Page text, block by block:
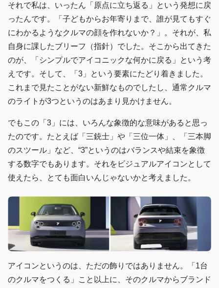
それで私は、いったん「原点に立ち返る」という発想に戻
ったんです。「子どもからお年寄りまで、誰が見てもすぐ
にわかるようなクルマの顔を作れないか？」。それが、私
自身に課したブリーフ（指針）でした。そこから出てきた
のが、「シンプルでアイコニックな何かに戻る」という考
えです。そして、「3」という要素にたどり着きました。
これまで見たことがない新鮮なものでしたし、通常クルマ
のライトが3つというのはあまり見かけません。
でもこの「3」には、いろんな象徴的な意味があると思っ
たのです。たとえば「三銃士」や「三位一体」、「三本脚
のスツール」など、“3”というのはバランスや結束を象徴
する数字でもあります。それをビジュアルアイコンとして
使えたら、とても面白いんじゃないかと考えました。
アイコンというのは、ただの飾りではありません。「1台
のクルマをつくる」こと以上に、そのクルマからブランド